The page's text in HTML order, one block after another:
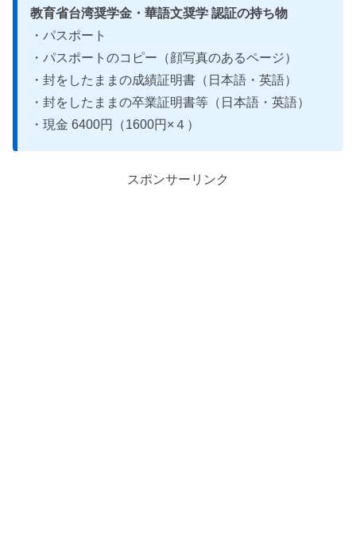
教育省台湾奨学金・華語文奨学 認証の持ち物
・パスポート
・パスポートのコピー（顔写真のあるページ）
・封をしたままの成績証明書（日本語・英語）
・封をしたままの卒業証明書等（日本語・英語）
・現金 6400円（1600円×４）
スポンサーリンク